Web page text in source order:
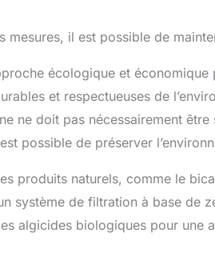
mesures, il est possible de
écologique et économique
et respectueuses de
ne doit pas nécessairement
possible de préserver
produits naturels, comme le
système de filtration à base de
algicides biologiques pour une